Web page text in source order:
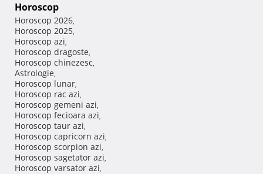
Horoscop
Horoscop 2026,
Horoscop 2025,
Horoscop azi,
Horoscop dragoste,
Horoscop chinezesc,
Astrologie,
Horoscop lunar,
Horoscop rac azi,
Horoscop gemeni azi,
Horoscop fecioara azi,
Horoscop taur azi,
Horoscop capricorn azi,
Horoscop scorpion azi,
Horoscop sagetator azi,
Horoscop varsator azi,